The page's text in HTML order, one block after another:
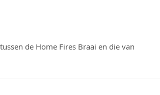
de Home Fires Braai en die van